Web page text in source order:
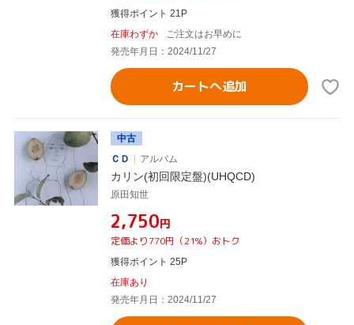
獲得ポイント 21P
在庫わずか
ご注文はお早めに
発売年月日：2024/11/27
カートへ追加
中古
ＣＤ
アルバム
カリン(初回限定盤)(UHQCD)
原田知世
¥2,750円
定価より770円（21%）おトク
獲得ポイント 25P
在庫あり
発売年月日：2024/11/27